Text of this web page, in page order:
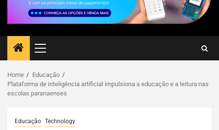
Home
Educação
Plataforma de inteligência artificial impulsiona a educação e a leitura nas
escolas paranaenses
Educação Technology